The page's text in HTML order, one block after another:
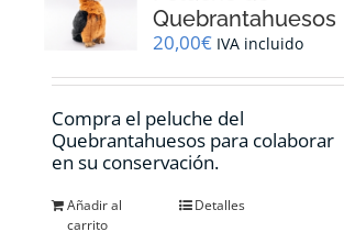
CARRITO
Quebrantahuesos
20,00€ IVA incluido
Compra el peluche del
Quebrantahuesos para colaborar
en su conservación.
Añadir al
carrito
Detalles